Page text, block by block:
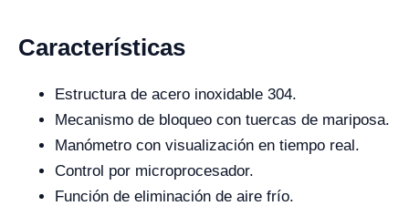
Características
Estructura de acero inoxidable 304.
Mecanismo de bloqueo con tuercas de mariposa.
Manómetro con visualización en tiempo real.
Control por microprocesador.
Función de eliminación de aire frío.